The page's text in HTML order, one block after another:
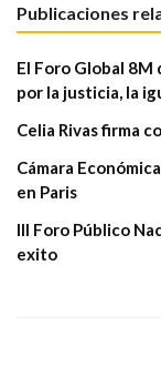
Publicaciones
El Foro Global 8M
por la justicia, la
Celia Rivas firma
Cámara
en Paris
III Foro Público
exito